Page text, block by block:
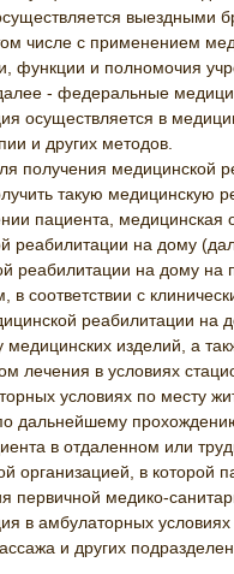
выездными
числе с применением
функции и полномочия
- федеральные
осуществляется в
и других методов.
получения медицинской
такую медицинскую
пациента,
реабилитации на дому
реабилитации на дому на
в соответствии с
реабилитации
медицинских изделий, а
лечения в условиях
условиях по месту
дальнейшему
в отдаленном или
организацией, в
первичной медико-
в амбулаторных
и других